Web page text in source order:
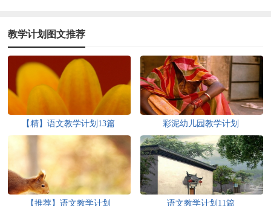
教学计划图文推荐
【精】语文教学计划13篇 彩泥幼儿园教学计划
【推荐】语文教学计划 语文教学计划11篇